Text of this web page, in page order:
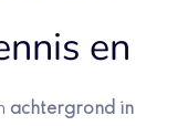
en
achtergrond in